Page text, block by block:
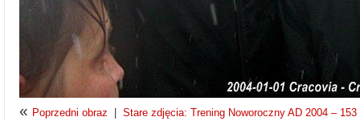
« Poprzedni obraz Stare zdjęcia: Trening Noworoczny AD 2004 –